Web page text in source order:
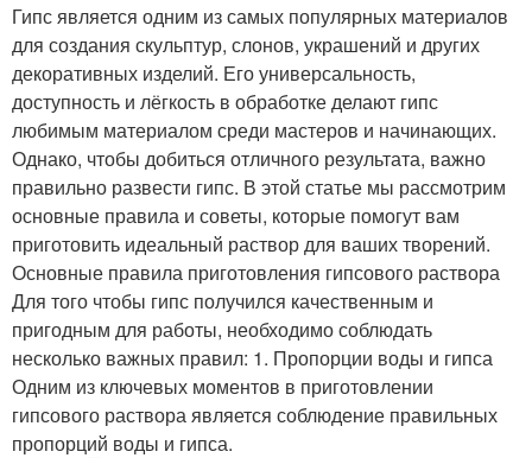
Гипс является одним из самых популярных материалов
для создания скульптур, слонов, украшений и других
декоративных изделий. Его универсальность,
доступность и лёгкость в обработке делают гипс
любимым материалом среди мастеров и начинающих.
Однако, чтобы добиться отличного результата, важно
правильно развести гипс. В этой статье мы рассмотрим
основные правила и советы, которые помогут вам
приготовить идеальный раствор для ваших творений.
Основные правила приготовления гипсового раствора
Для того чтобы гипс получился качественным и
пригодным для работы, необходимо соблюдать
несколько важных правил: 1. Пропорции воды и гипса
Одним из ключевых моментов в приготовлении
гипсового раствора является соблюдение правильных
пропорций воды и гипса.